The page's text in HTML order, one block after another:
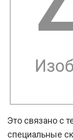
Это связано с
специальные